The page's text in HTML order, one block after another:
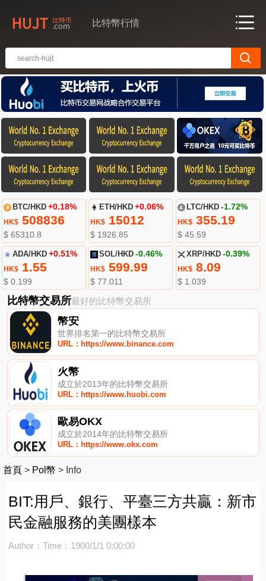
比特幣行情
BTC/HKD +0.18%
HK$508836
$ 65310.8
ETH/HKD +0.06%
HK$ 15012
$ 1926.85
LTC/HKD -1.72%
HK$355.19
$ 45.59
ADA/HKD +0.51%
HK$1.55
$ 0.199
SOL/HKD -0.46%
HK$ 599.99
$ 77.011
XRP/HKD -0.39%
HK$8.09
$ 1.039
比特幣交易所最好的比特幣交易所
幣安
世界排名第一的比特幣交易所
URL：https://www.binance.com
火幣
成立於2013年的比特幣交易所
URL：https://www.huobi.com
歐易OKX
成立於2014年的比特幣交易所
URL：https://www.okx.com
首頁 > Pol幣 > Info
BIT:用戶、銀行、平臺三方共贏：新市
民金融服務的美團樣本
Author： Time：1900/1/1 0:00:00